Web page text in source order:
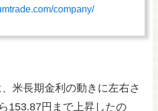
company/
米長期金利の動きに左右さ
153.87円まで上昇したの